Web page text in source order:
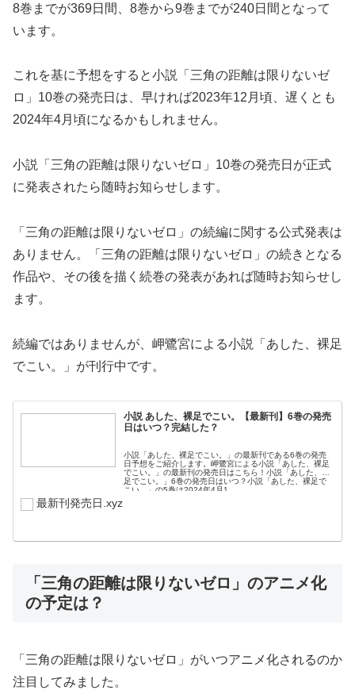
8巻までが369日間、8巻から9巻までが240日間となって
います。
これを基に予想をすると小説「三角の距離は限りないゼ
ロ」10巻の発売日は、早ければ2023年12月頃、遅くとも
2024年4月頃になるかもしれません。
小説「三角の距離は限りないゼロ」10巻の発売日が正式
に発表されたら随時お知らせします。
「三角の距離は限りないゼロ」の続編に関する公式発表は
ありません。「三角の距離は限りないゼロ」の続きとなる
作品や、その後を描く続巻の発表があれば随時お知らせし
ます。
続編ではありませんが、岬鷺宮による小説「あした、裸足
でこい。」が刊行中です。
小説 あした、裸足でこい。【最新刊】6巻の発売
日はいつ？完結した？
小説「あした、裸足でこい。」の最新刊である6巻の発売
日予想をご紹介します。岬鷺宮による小説「あした、裸足
でこい。」の最新刊の発売日はこちら！小説「あした、裸
足でこい。」6巻の発売日はいつ？小説「あした、裸足で
こい。」の5巻は2024年4月1...
最新刊発売日.xyz
「三角の距離は限りないゼロ」のアニメ化
の予定は？
「三角の距離は限りないゼロ」がいつアニメ化されるのか
注目してみました。